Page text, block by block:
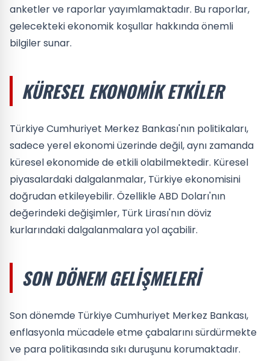
anketler ve raporlar yayımlamaktadır. Bu raporlar,
gelecekteki ekonomik koşullar hakkında önemli
bilgiler sunar.
KÜRESEL EKONOMIK ETKILER
Türkiye Cumhuriyet Merkez Bankası'nın politikaları,
sadece yerel ekonomi üzerinde değil, aynı zamanda
küresel ekonomide de etkili olabilmektedir. Küresel
piyasalardaki dalgalanmalar, Türkiye ekonomisini
doğrudan etkileyebilir. Özellikle ABD Doları'nın
değerindeki değişimler, Türk Lirası'nın döviz
kurlarındaki dalgalanmalara yol açabilir.
SON DÖNEM GELIŞMELERI
Son dönemde Türkiye Cumhuriyet Merkez Bankası,
enflasyonla mücadele etme çabalarını sürdürmekte
ve para politikasında sıkı duruşunu korumaktadır.